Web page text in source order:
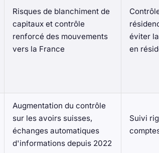
Risques de blanchiment de
capitaux et contrôle
renforcé des mouvements
vers la France
éviter
en
Augmentation du contrôle
sur les avoirs suisses,
échanges automatiques
d'informations depuis 2022
Suivi